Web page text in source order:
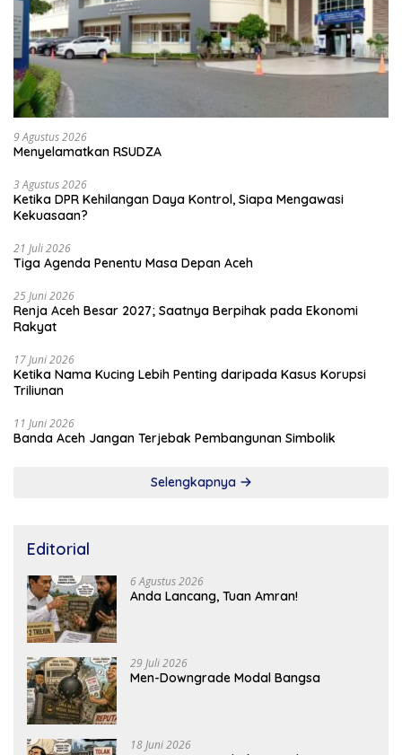
9 Agustus 2026
Menyelamatkan RSUDZA
3 Agustus 2026
Ketika DPR Kehilangan Daya Kontrol, Siapa Mengawasi
Kekuasaan?
21 Juli 2026
Tiga Agenda Penentu Masa Depan Aceh
25 Juni 2026
Renja Aceh Besar 2027; Saatnya Berpihak pada Ekonomi
Rakyat
17 Juni 2026
Ketika Nama Kucing Lebih Penting daripada Kasus Korupsi
Triliunan
11 Juni 2026
Banda Aceh Jangan Terjebak Pembangunan Simbolik
Selengkapnya
Editorial
6 Agustus 2026
Anda Lancang, Tuan Amran!
29 Juli 2026
Men-Downgrade Modal Bangsa
18 Juni 2026